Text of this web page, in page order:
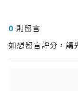
0 則留言
如想留言評分，請